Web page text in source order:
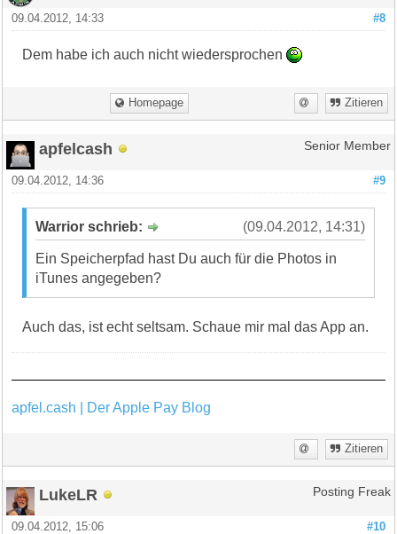
#8
09.04.2012, 14:33
Dem habe ich auch nicht wiedersprochen
Homepage Zitieren
apfelcash Senior Member
#9
09.04.2012, 14:36
(09.04.2012, 14:31)
Warrior schrieb:
Ein Speicherpfad hast Du auch für die Photos in
iTunes angegeben?
Auch das, ist echt seltsam. Schaue mir mal das App an.
apfel.cash | Der Apple Pay Blog
Zitieren
LukeLR Posting Freak
#10
09.04.2012, 15:06